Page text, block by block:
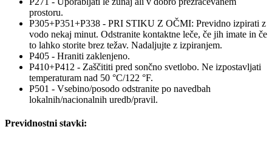
prostoru.
P305+P351+P338 - PRI STIKU Z OČMI: Previdno izpirati z
vodo nekaj minut. Odstranite kontaktne leče, če jih imate in če
to lahko storite brez težav. Nadaljujte z izpiranjem.
P405 - Hraniti zaklenjeno.
P410+P412 - Zaščititi pred sončno svetlobo. Ne izpostavljati
temperaturam nad 50 °C/122 °F.
P501 - Vsebino/posodo odstranite po navedbah
lokalnih/nacionalnih uredb/pravil.
Previdnostni stavki: